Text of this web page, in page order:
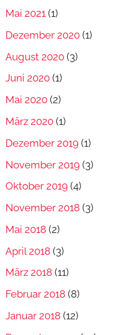
Mai 2021 (1)
Dezember 2020 (1)
August 2020 (3)
Juni 2020 (1)
Mai 2020 (2)
März 2020 (1)
Dezember 2019 (1)
November 2019 (3)
Oktober 2019 (4)
November 2018 (3)
Mai 2018 (2)
April 2018 (3)
März 2018 (11)
Februar 2018 (8)
Januar 2018 (12)